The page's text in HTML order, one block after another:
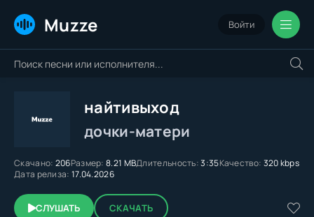
Muzze Войти
найтивыход
дочки-матери
Скачано: 206Размер: 8.21 MBДлительность:3:35Качество: 320 kbps
Дата релиза: 17.04.2026
СЛУШАТЬ СКАЧАТЬ